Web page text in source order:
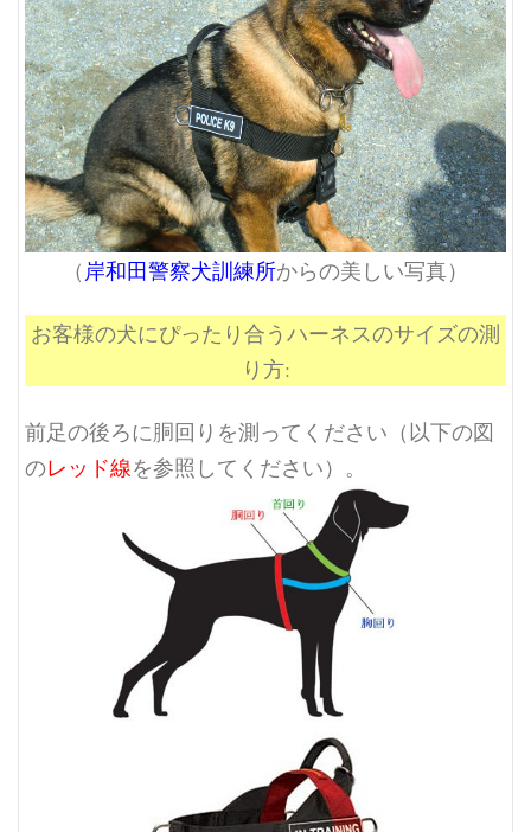
（ 岸和田警察犬訓練所からの美しい写真）
お客様の犬にぴったり合うハーネスのサイズの測
り方:
前足の後ろに胴回りを測ってください（以下の図
のレッド線を参照してください）。